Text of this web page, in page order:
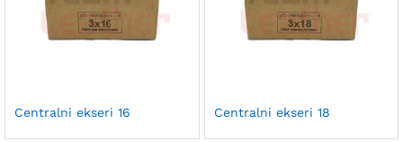
Centralni ekseri 16 Centralni ekseri 18